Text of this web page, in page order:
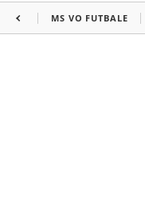
MS VO FUTBALE